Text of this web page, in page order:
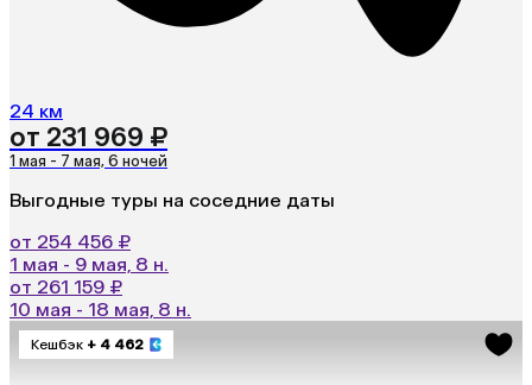
24 км
от 231 969 ₽
1 мая - 7 мая, 6 ночей
Выгодные туры на соседние даты
от 254 456 ₽
1 мая - 9 мая, 8 н.
от 261 159 ₽
10 мая - 18 мая, 8 н.
Кешбэк + 4 462